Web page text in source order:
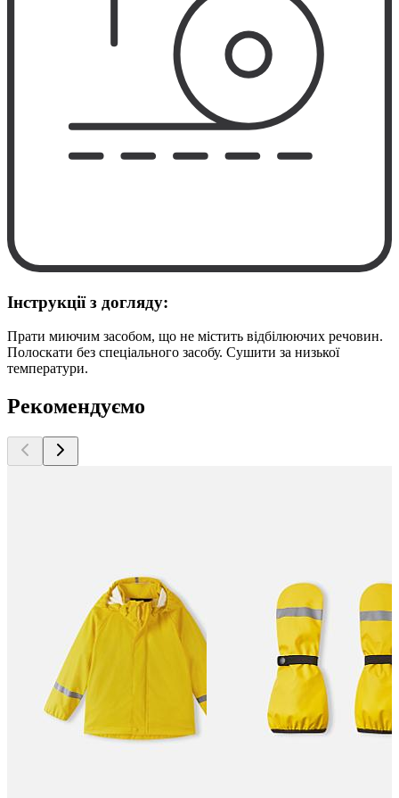
Інструкції з догляду:
Прати миючим засобом, що не містить відбілюючих речовин.
Полоскати без спеціального засобу. Сушити за низької
температури.
Рекомендуємо